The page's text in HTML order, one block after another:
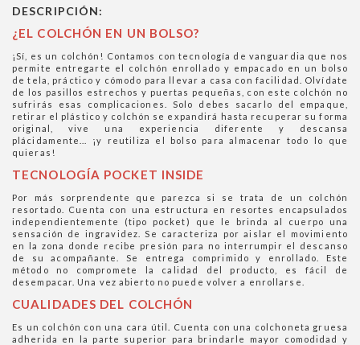
DESCRIPCIÓN:
¿EL COLCHÓN EN UN BOLSO?
¡Sí, es un colchón! Contamos con tecnología de vanguardia que nos
permite entregarte el colchón enrollado y empacado en un bolso
de tela, práctico y cómodo para llevar a casa con facilidad. Olvídate
de los pasillos estrechos y puertas pequeñas, con este colchón no
sufrirás esas complicaciones. Solo debes sacarlo del empaque,
retirar el plástico y colchón se expandirá hasta recuperar su forma
original, vive una experiencia diferente y descansa
plácidamente... ¡y reutiliza el bolso para almacenar todo lo que
quieras!
TECNOLOGÍA POCKET INSIDE
Por más sorprendente que parezca si se trata de un colchón
resortado. Cuenta con una estructura en resortes encapsulados
independientemente (tipo pocket) que le brinda al cuerpo una
sensación de ingravidez. Se caracteriza por aislar el movimiento
en la zona donde recibe presión para no interrumpir el descanso
de su acompañante. Se entrega comprimido y enrollado. Este
método no compromete la calidad del producto, es fácil de
desempacar. Una vez abierto no puede volver a enrollarse.
CUALIDADES DEL COLCHÓN
Es un colchón con una cara útil. Cuenta con una colchoneta gruesa
adherida en la parte superior para brindarle mayor comodidad y